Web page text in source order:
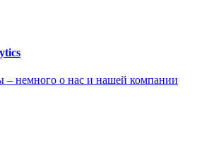
– немного о нас и нашей компании